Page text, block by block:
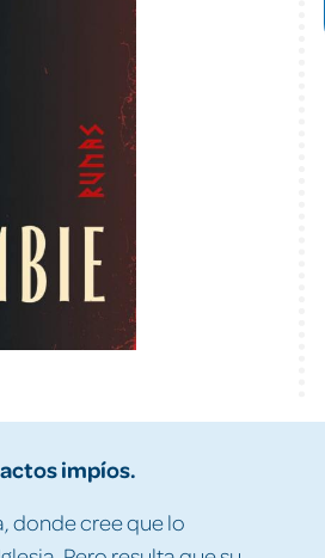
impíos.
donde cree que lo